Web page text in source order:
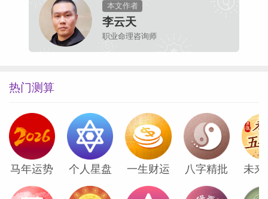
本文作者
李云天
职业命理咨询师
热门测算
马年运势 个人星盘 一生财运 八字精批 未来